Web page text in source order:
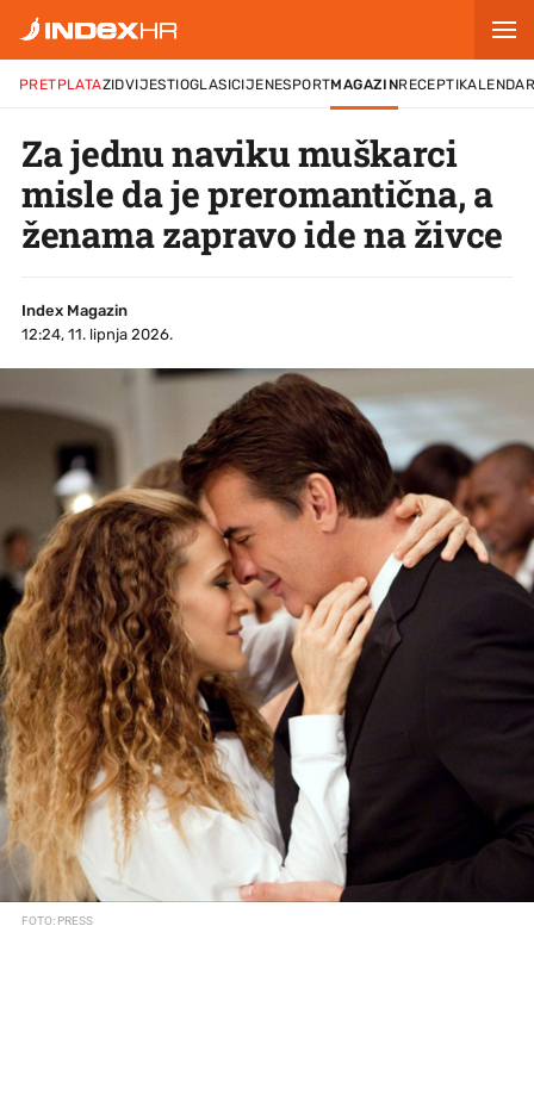
PRETPLATAZIDVIJESTIOGLASICIJENESPORTMAGAZINRECEPTI
Za jednu naviku muškarci
misle da je preromantična, a
ženama zapravo ide na živce
Index Magazin
12:24, 11. lipnja 2026.
FOTO: PRESS